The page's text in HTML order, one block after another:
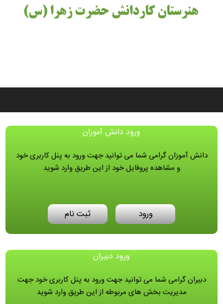
هنرستان کاردانش حضرت زهرا (س)
ورود دانش آموزان
دانش آموزان گرامی شما می توانید جهت ورود به پنل کاربری خود
و مشاهده پروفایل خود از این طریق وارد شوید
ورود ثبت نام
ورود دبیران
دبیران گرامی شما می توانید جهت ورود به پنل کاربری خود جهت
مدیریت بخش های مربوطه از این طریق وارد شوید